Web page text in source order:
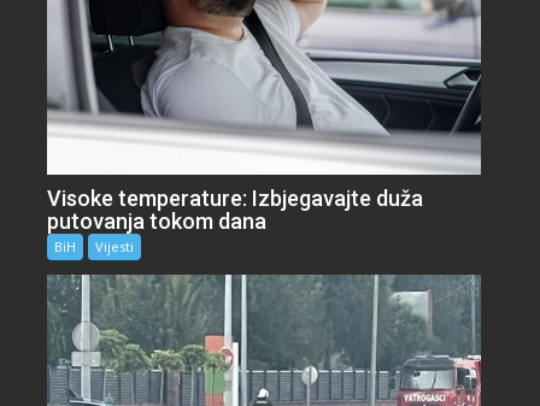
Visoke temperature: Izbjegavajte duža
putovanja tokom dana
BiH Vijesti